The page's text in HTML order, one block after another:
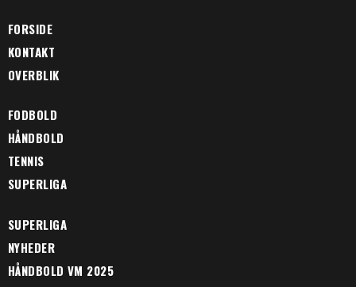
FORSIDE
KONTAKT
OVERBLIK
FODBOLD
HÅNDBOLD
TENNIS
SUPERLIGA
SUPERLIGA
NYHEDER
HÅNDBOLD VM 2025